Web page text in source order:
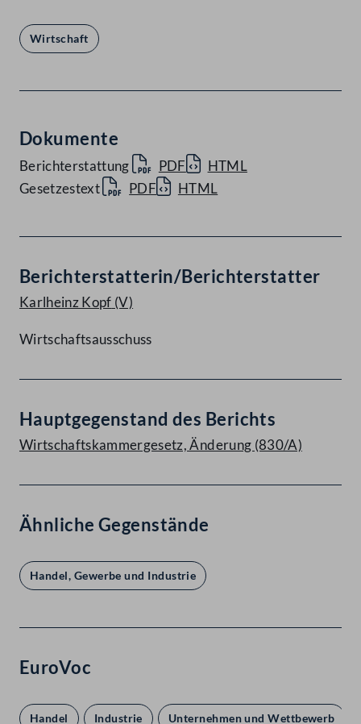
Wirtschaft
Dokumente
Berichterstattung PDF
HTML
Gesetzestext
PDF HTML
Berichterstatterin/Berichterstatter
Karlheinz Kopf (V)
Wirtschaftsausschuss
Hauptgegenstand des Berichts
Wirtschaftskammergesetz, Änderung (830/A)
Ähnliche Gegenstände
Handel, Gewerbe und Industrie
EuroVoc
Handel Industrie Unternehmen und Wettbewerb